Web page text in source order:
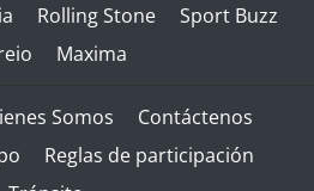
Rolling Stone
Sport Buzz
Maxima
Somos
Contáctenos
Reglas de participación